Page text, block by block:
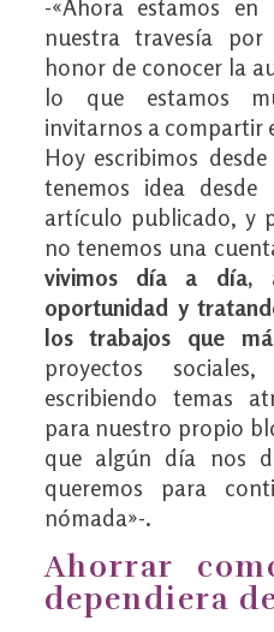
-«Ahora estamos
nuestra travesía por
honor de conocer la
lo que estamos
invitarnos a compartir
Hoy escribimos
tenemos idea desde
artículo publicado, y
no tenemos una
vivimos día a día,
oportunidad y
los trabajos que
proyectos
escribiendo temas
para nuestro propio
que algún día nos
queremos para
nómada»-.
Ahorrar
dependiera